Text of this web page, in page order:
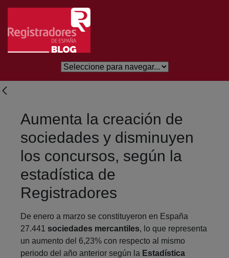
Skip to Main Content
Aumenta la creación de
sociedades y disminuyen
los concursos, según la
estadística de
Registradores
De enero a marzo se constituyeron en España
27.441 sociedades mercantiles, lo que representa
un aumento del 6,23% con respecto al mismo
periodo del año anterior según la Estadística